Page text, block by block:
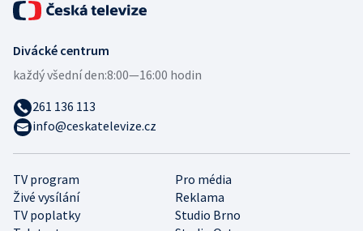
TV program
Pro média
Živé vysílání
Reklama
TV poplatky
Studio Brno
Divácké centrum
každý všední den:8:00—16:00 hodin
261 136 113
info@ceskatelevize.cz